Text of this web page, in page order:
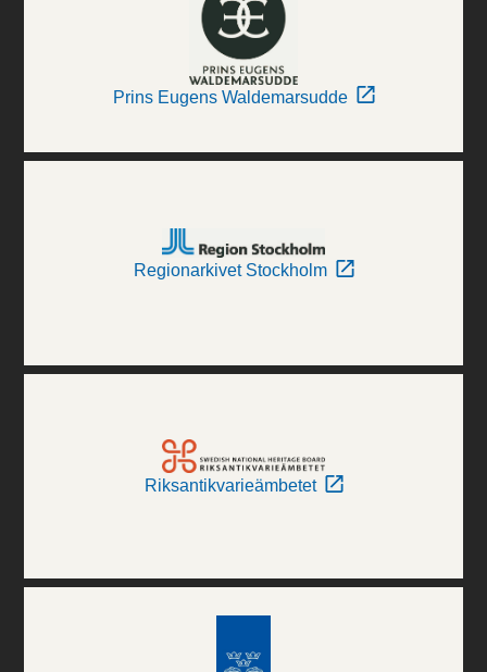
Prins Eugens Waldemarsudde
Regionarkivet Stockholm
Riksantikvarieämbetet